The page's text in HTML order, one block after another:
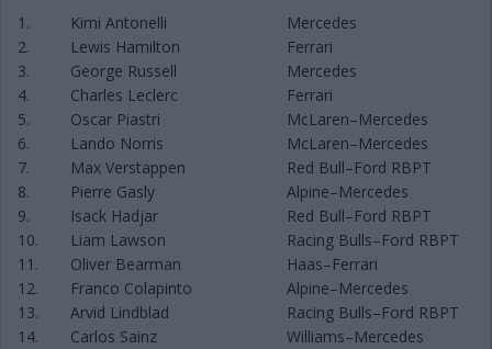
1. Kimi Antonelli
Mercedes
2.
Lewis Hamilton
Ferrari
3.
George Russell
Mercedes
4.
Charles Leclerc
Ferrari
5.
Oscar Piastri
McLaren–Mercedes
6.
Lando Norris
McLaren–Mercedes
7.
Max Verstappen
Red Bull–Ford RBPT
8.
Pierre Gasly
Alpine–Mercedes
9.
Isack Hadjar
Red Bull–Ford RBPT
10.
Liam Lawson
Racing Bulls–Ford RBPT
11.
Oliver Bearman
Haas–Ferrari
12.
Franco Colapinto
Alpine–Mercedes
13.
Arvid Lindblad
Racing Bulls–Ford RBPT
14.
Carlos Sainz
Williams–Mercedes